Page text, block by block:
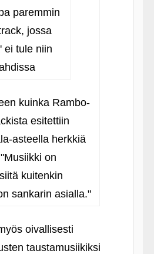
paremmin
jossa
ei tule niin
kuinka Rambo-
esitettiin
asteella herkkiä
on
kuitenkin
sankarin asialla."
oivallisesti
taustamusiikiksi